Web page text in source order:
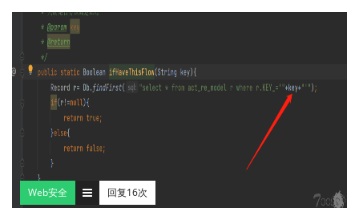
Web安全 回复16次